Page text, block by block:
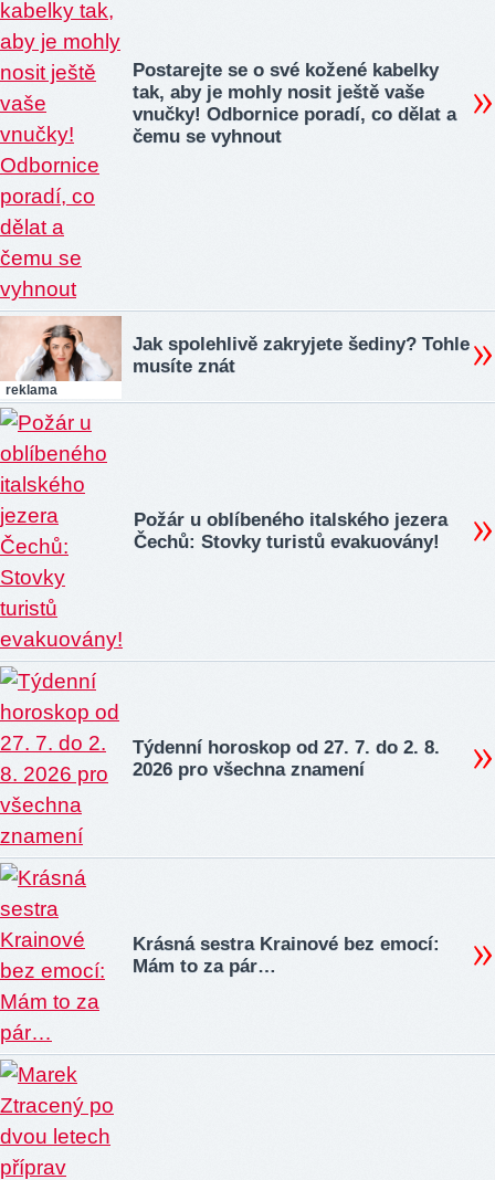
Postarejte se o své kožené kabelky
tak, aby je mohly nosit ještě vaše
vnučky! Odbornice poradí, co dělat a
čemu se vyhnout
reklama
Jak spolehlivě zakryjete šediny? Tohle
musíte znát
Požár u oblíbeného italského jezera
Čechů: Stovky turistů evakuovány!
Týdenní horoskop od 27. 7. do 2. 8.
2026 pro všechna znamení
Krásná sestra Krainové bez emocí:
Mám to za pár…